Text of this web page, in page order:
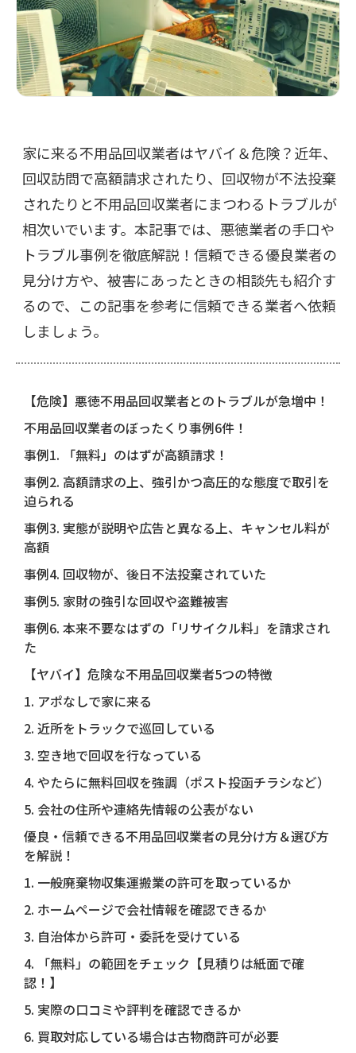
家に来る不用品回収業者はヤバイ＆危険？近年、
回収訪問で高額請求されたり、回収物が不法投棄
されたりと不用品回収業者にまつわるトラブルが
相次いでいます。本記事では、悪徳業者の手口や
トラブル事例を徹底解説！信頼できる優良業者の
見分け方や、被害にあったときの相談先も紹介す
るので、この記事を参考に信頼できる業者へ依頼
しましょう。
【危険】悪徳不用品回収業者とのトラブルが急増中！
不用品回収業者のぼったくり事例6件！
事例1. 「無料」のはずが高額請求！
事例2. 高額請求の上、強引かつ高圧的な態度で取引を
迫られる
事例3. 実態が説明や広告と異なる上、キャンセル料が
高額
事例4. 回収物が、後日不法投棄されていた
事例5. 家財の強引な回収や盗難被害
事例6. 本来不要なはずの「リサイクル料」を請求され
た
【ヤバイ】危険な不用品回収業者5つの特徴
1. アポなしで家に来る
2. 近所をトラックで巡回している
3. 空き地で回収を行なっている
4. やたらに無料回収を強調（ポスト投函チラシなど）
5. 会社の住所や連絡先情報の公表がない
優良・信頼できる不用品回収業者の見分け方＆選び方
を解説！
1. 一般廃棄物収集運搬業の許可を取っているか
2. ホームページで会社情報を確認できるか
3. 自治体から許可・委託を受けている
4. 「無料」の範囲をチェック【見積りは紙面で確
認！】
5. 実際の口コミや評判を確認できるか
6. 買取対応している場合は古物商許可が必要